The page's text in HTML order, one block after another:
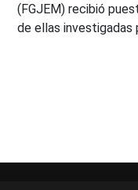
(FGJEM) recibió
de ellas